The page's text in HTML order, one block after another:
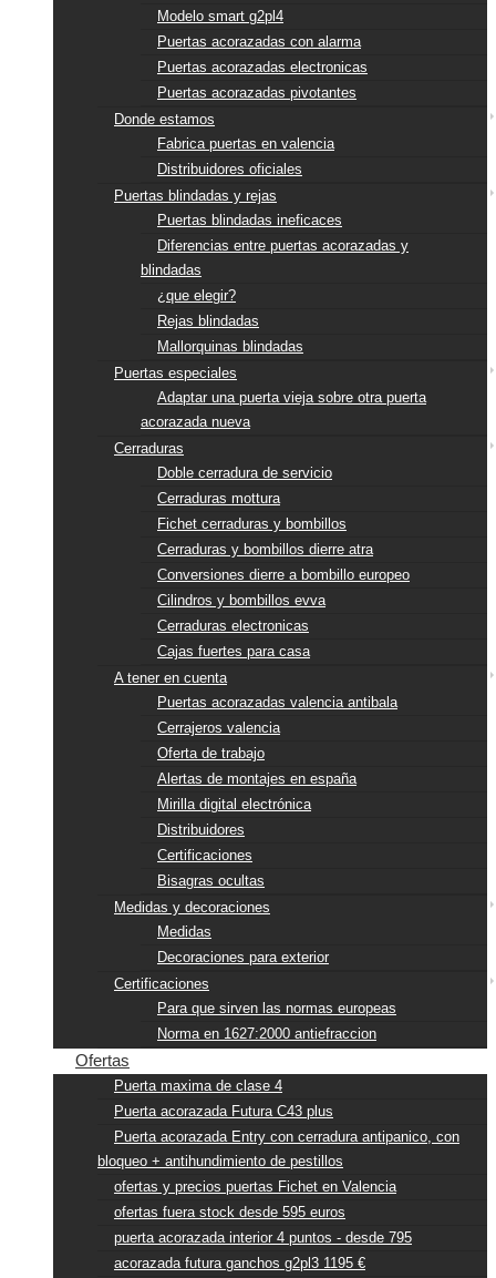
Modelo smart g2pl4
Puertas acorazadas con alarma
Puertas acorazadas electronicas
Puertas acorazadas pivotantes
Donde estamos
Fabrica puertas en valencia
Distribuidores oficiales
Puertas blindadas y rejas
Puertas blindadas ineficaces
Diferencias entre puertas acorazadas y
blindadas
¿que elegir?
Rejas blindadas
Mallorquinas blindadas
Puertas especiales
Adaptar una puerta vieja sobre otra puerta
acorazada nueva
Cerraduras
Doble cerradura de servicio
Cerraduras mottura
Fichet cerraduras y bombillos
Cerraduras y bombillos dierre atra
Conversiones dierre a bombillo europeo
Cilindros y bombillos evva
Cerraduras electronicas
Cajas fuertes para casa
A tener en cuenta
Puertas acorazadas valencia antibala
Cerrajeros valencia
Oferta de trabajo
Alertas de montajes en españa
Mirilla digital electrónica
Distribuidores
Certificaciones
Bisagras ocultas
Medidas y decoraciones
Medidas
Decoraciones para exterior
Certificaciones
Para que sirven las normas europeas
Norma en 1627:2000 antiefraccion
Ofertas
Puerta maxima de clase 4
Puerta acorazada Futura C43 plus
Puerta acorazada Entry con cerradura antipanico, con
bloqueo + antihundimiento de pestillos
ofertas y precios puertas Fichet en Valencia
ofertas fuera stock desde 595 euros
puerta acorazada interior 4 puntos - desde 795
acorazada futura ganchos g2pl3 1195 €